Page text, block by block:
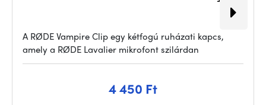
A RØDE Vampire Clip egy kétfogú ruházati kapcs,
amely a RØDE Lavalier mikrofont szilárdan
4 450 Ft